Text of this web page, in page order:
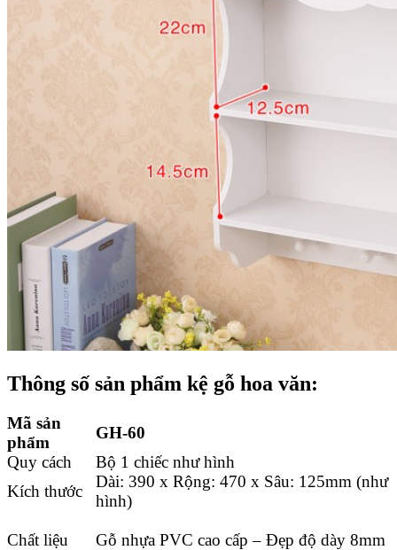
Thông số sản phẩm kệ gỗ hoa văn:
Mã sản
phẩm
GH-60
Quy cách
Bộ 1 chiếc như hình
Kích thước
Dài: 390 x Rộng: 470 x Sâu: 125mm (như
hình)
Chất liệu
Gỗ nhựa PVC cao cấp – Đẹp độ dày 8mm